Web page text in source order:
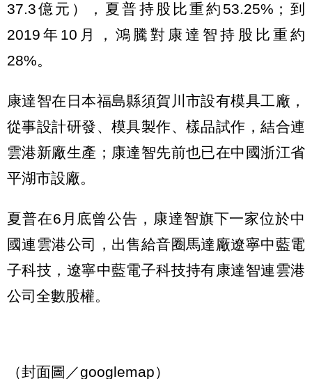
37.3億元），夏普持股比重約53.25%；到
2019年10月，鴻騰對康達智持股比重約
28%。
康達智在日本福島縣須賀川市設有模具工廠，
從事設計研發、模具製作、樣品試作，結合連
雲港新廠生產；康達智先前也已在中國浙江省
平湖市設廠。
夏普在6月底曾公告，康達智旗下一家位於中
國連雲港公司，出售給音圈馬達廠遼寧中藍電
子科技，遼寧中藍電子科技持有康達智連雲港
公司全數股權。
（封面圖／googlemap）